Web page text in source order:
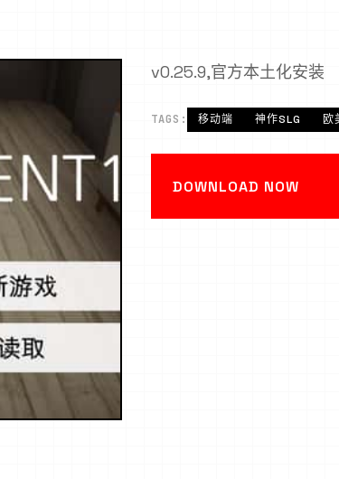
v0.25.9,官方本土化安装
TAGS: 移动端 神作SLG 欧
DOWNLOAD NOW